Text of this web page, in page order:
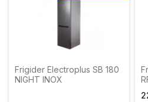
Frigider Electroplus SB 180
NIGHT INOX